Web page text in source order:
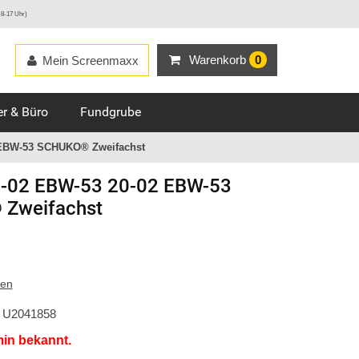
17 Uhr)
Warenkorb 0
Mein Screenmaxx
& Büro Fundgrube
53 SCHUKO® Zweifachst
02 EBW-53 20-02 EBW-53
Zweifachst
U2041858
bekannt.